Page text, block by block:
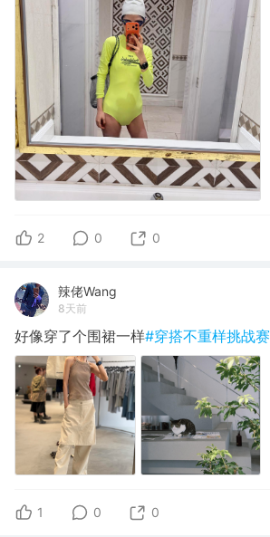
2 0 0
辣佬Wang
8天前
好像穿了个围裙一样#穿搭不重样挑战赛
1 0 0